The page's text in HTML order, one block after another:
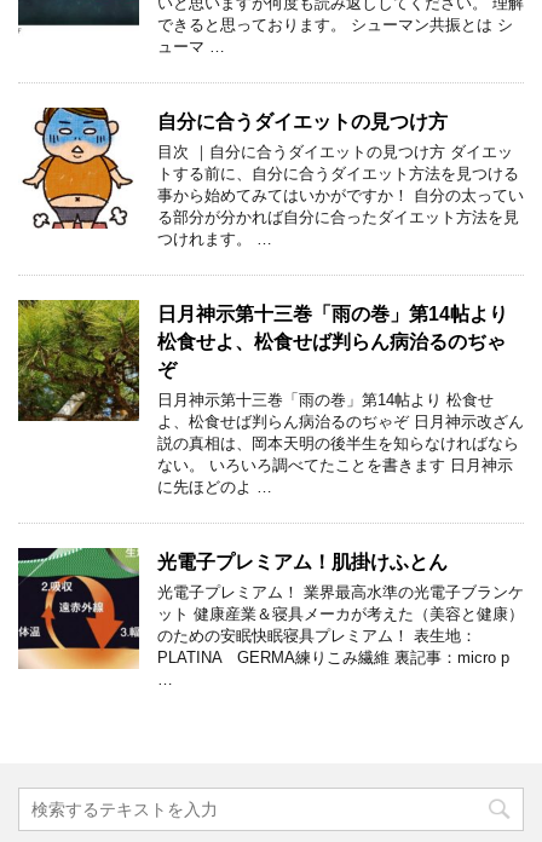
できると思っております。 シューマン共振とは シ
ューマ …
自分に合うダイエットの見つけ方
目次 ｜自分に合うダイエットの見つけ方 ダイエッ
トする前に、自分に合うダイエット方法を見つける
事から始めてみてはいかがですか！ 自分の太ってい
る部分が分かれば自分に合ったダイエット方法を見
つけれます。 …
日月神示第十三巻「雨の巻」第14帖より
松食せよ、松食せば判らん病治るのぢゃ
ぞ
日月神示第十三巻「雨の巻」第14帖より 松食せ
よ、松食せば判らん病治るのぢゃぞ 日月神示改ざん
説の真相は、岡本天明の後半生を知らなければなら
ない。 いろいろ調べてたことを書きます 日月神示
に先ほどのよ …
光電子プレミアム！肌掛けふとん
光電子プレミアム！ 業界最高水準の光電子ブランケ
ット 健康産業＆寝具メーカが考えた（美容と健康）
のための安眠快眠寝具プレミアム！ 表生地：
PLATINA GERMA練りこみ繊維 裏記事：micro p